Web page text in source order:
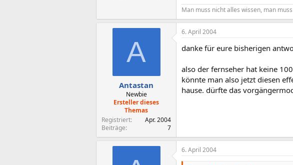
Man muss nicht alles wissen, man
A
Antastan
Newbie
Ersteller dieses
Themas
Registriert
Apr. 2004
Beiträge
7
6. April 2004
danke für eure bisherigen
also der fernseher hat keine
könnte man also jetzt diesen
hause. dürfte das
6. April 2004